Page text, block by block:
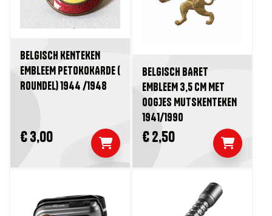
BELGISCH KENTEKEN
EMBLEEM PETOKOKARDE (
ROUNDEL) 1944 /1948
€ 3,00
BELGISCH BARET
EMBLEEM 3,5 CM MET
OOGJES MUTSKENTEKEN
1941/1990
€ 2,50